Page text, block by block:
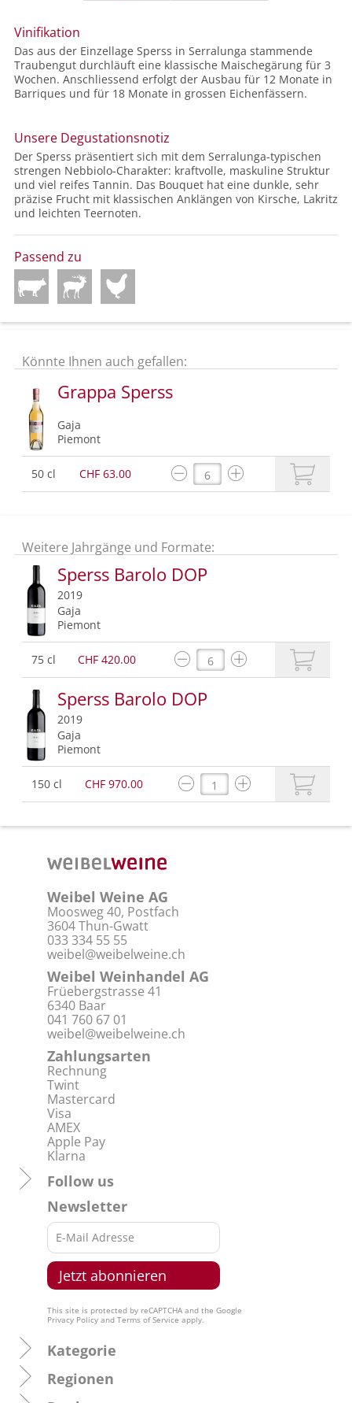
Vinifikation
Das aus der Einzellage Sperss in Serralunga stammende
Traubengut durchläuft eine klassische Maischegärung für 3
Wochen. Anschliessend erfolgt der Ausbau für 12 Monate in
Barriques und für 18 Monate in grossen Eichenfässern.
Unsere Degustationsnotiz
Der Sperss präsentiert sich mit dem Serralunga-typischen
strengen Nebbiolo-Charakter: kraftvolle, maskuline Struktur
und viel reifes Tannin. Das Bouquet hat eine dunkle, sehr
präzise Frucht mit klassischen Anklängen von Kirsche, Lakritz
und leichten Teernoten.
Passend zu
Könnte Ihnen auch gefallen:
Grappa Sperss
Gaja
Piemont
50 cl CHF 63.00
Weitere Jahrgänge und Formate:
Sperss Barolo DOP
2019
Gaja
Piemont
75 cl CHF 420.00
Sperss Barolo DOP
2019
Gaja
Piemont
150 cl CHF 970.00
Weibel Weine AG
Moosweg 40, Postfach
3604 Thun-Gwatt
033 334 55 55
weibel@weibelweine.ch
Weibel Weinhandel AG
Früebergstrasse 41
6340 Baar
041 760 67 01
weibel@weibelweine.ch
Zahlungsarten
Rechnung
Twint
Mastercard
Visa
AMEX
Apple Pay
Klarna
Follow us
Newsletter
This site is protected by reCAPTCHA and the Google
Privacy Policy and Terms of Service apply.
Kategorie
Regionen